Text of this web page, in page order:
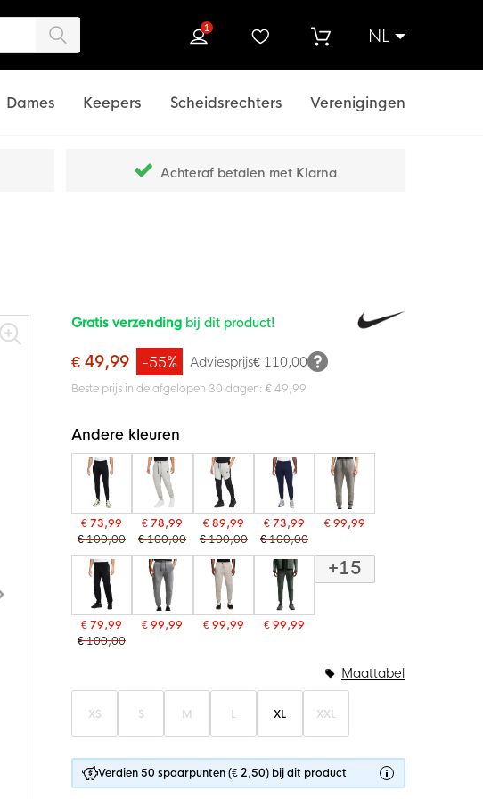
NL
1
Dames Keepers Scheidsrechters Verenigingen
Achteraf betalen met Klarna
Gratis verzending bij dit product!
€ 49,99 Adviesprijs€ 110,00
-55%
Beste prijs in de afgelopen 30 dagen: € 49,99
Andere kleuren
€ 73,99
€ 100,00
€ 78,99
€ 100,00
€ 89,99
€ 100,00
€ 73,99
€ 100,00
€ 99,99
€ 79,99
€ 100,00
€ 99,99 € 99,99 € 99,99
+15
XS S M L XL XXL
Maattabel
Verdien 50 spaarpunten (€ 2,50) bij dit product